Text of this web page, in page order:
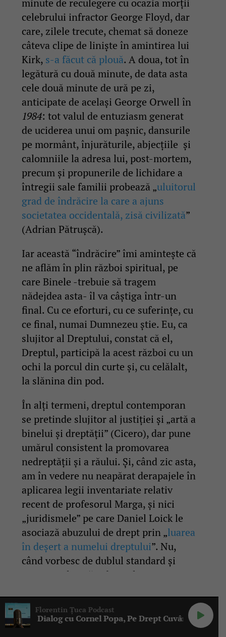
minute de reculegere cu ocazia morții
celebrului infractor George Floyd, dar
care, zilele trecute, chemat să doneze
câteva clipe de liniște în amintirea lui
Kirk, s-a făcut că plouă. A doua, tot în
legătură cu două minute, de data asta
cele două minute de ură pe zi,
anticipate de același George Orwell în
1984: tot valul de entuziasm generat
de uciderea unui om pașnic, dansurile
pe mormânt, înjurăturile, abjecțiile și
calomniile la adresa lui, post-mortem,
precum și propunerile de lichidare a
întregii sale familii probează „uluitorul
grad de îndrăcire la care a ajuns
societatea occidentală, zisă civilizată”
(Adrian Pătrușcă).
Iar această “îndrăcire” îmi amintește că
ne aflăm în plin război spiritual, pe
care Binele -trebuie să tragem
nădejdea asta- îl va câștiga într-un
final. Cu ce eforturi, cu ce suferințe, cu
ce final, numai Dumnezeu știe. Eu, ca
slujitor al Dreptului, constat că el,
Dreptul, participă la acest război cu un
ochi la porcul din curte și, cu celălalt,
la slănina din pod.
În alți termeni, dreptul contemporan
se pretinde slujitor al justiției și „artă a
binelui și dreptății” (Cicero), dar pune
umărul consistent la promovarea
nedreptății și a răului. Și, când zic asta,
am în vedere nu neapărat derapajele în
aplicarea legii inventariate relativ
recent de profesorul Marga, și nici
„juridismele” pe care Daniel Loick le
asociază abuzului de drept prin „luarea
în deșert a numelui dreptului”. Nu,
când vorbesc de dublul standard și
criza ontologică a dreptului, vizez nu
jurisprudențiale, carențe grave de
competență a magistraților, corupție,
abuzuri și alte asemenea, ci am în
Florentin Țuca Podcast
Popa, Pe Drept Cuvânt #152 